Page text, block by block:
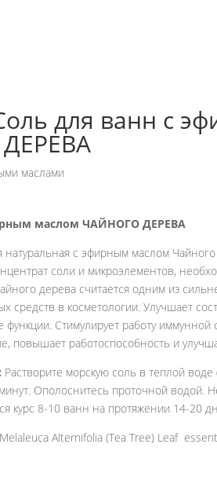
для ванн с
маслами
маслом ЧАЙНОГО ДЕРЕВА
с эфирным маслом
соли и микроэлементов,
дерева считается одним из
средств в косметологии. Улучшает
функции. Стимулирует работу иммунной
повышает работоспособность и
Растворите морскую соль в теплой
Ополоснитесь проточной водой.
курс 8-10 ванн на протяжении 14-20
Alternifolia (Tea Tree) Leaf